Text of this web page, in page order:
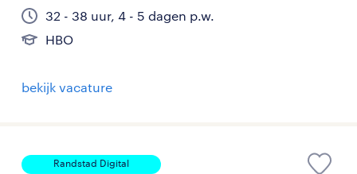
32 - 38 uur, 4 - 5 dagen p.w.
HBO
bekijk vacature
Randstad Digital